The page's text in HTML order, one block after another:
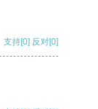
支持[0] 反对[0]